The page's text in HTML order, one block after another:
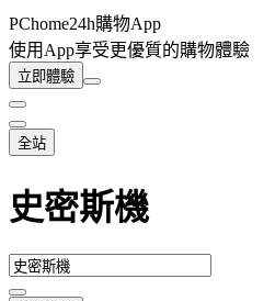
PChome24h購物App
使用App享受更優質的購物體驗
立即體驗
全站
史密斯機